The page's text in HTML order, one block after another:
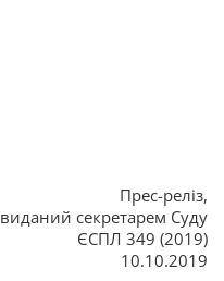
Прес-реліз,
виданий секретарем Суду
ЄСПЛ 349 (2019)
10.10.2019